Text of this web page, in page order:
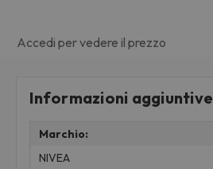
Accedi per vedere il prezzo
Informazioni aggiuntive
Marchio:
NIVEA